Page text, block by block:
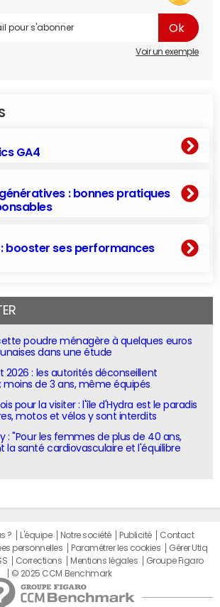
Voir un exemple
GA4
: bonnes pratiques
booster ses performances
poudre ménagère à quelques euros
dans une étude
2026 : les autorités déconseillent
moins de 3 ans, même équipés
pour la visiter : l'île d'Hydra est le paradis
motos et vélos y sont interdits
: "Pour les femmes de plus de 40 ans,
la santé cardiovasculaire et l'équilibre
? L'équipe Notre société Publicité
Contact
personnelles Paramétrer les cookies
Gérer Utiq
Corrections Mentions légales
Groupe Figaro
© 2025 CCM Benchmark